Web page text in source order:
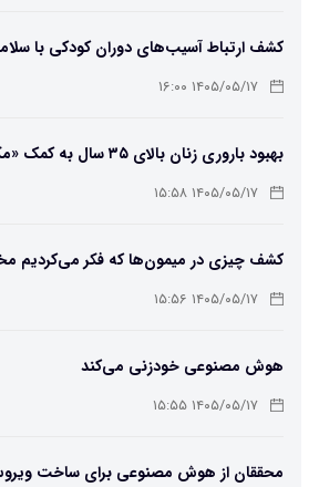
کشف ارتباط آسیب‌های دوران کودکی با
۱۴۰۵/۰۵/۱۷ ۱۶:۰۰
بهبود باروری زنان بالای ۳۵
باکتریایی»
۱۴۰۵/۰۵/۱۷ ۱۵:۵۸
کشف چیزی در میمون‌ها که فکر می‌کردیم
۱۴۰۵/۰۵/۱۷ ۱۵:۵۶
هوش مصنوعی خودزنی می‌کند
۱۴۰۵/۰۵/۱۷ ۱۵:۵۵
محققان از هوش مصنوعی برای ساخت